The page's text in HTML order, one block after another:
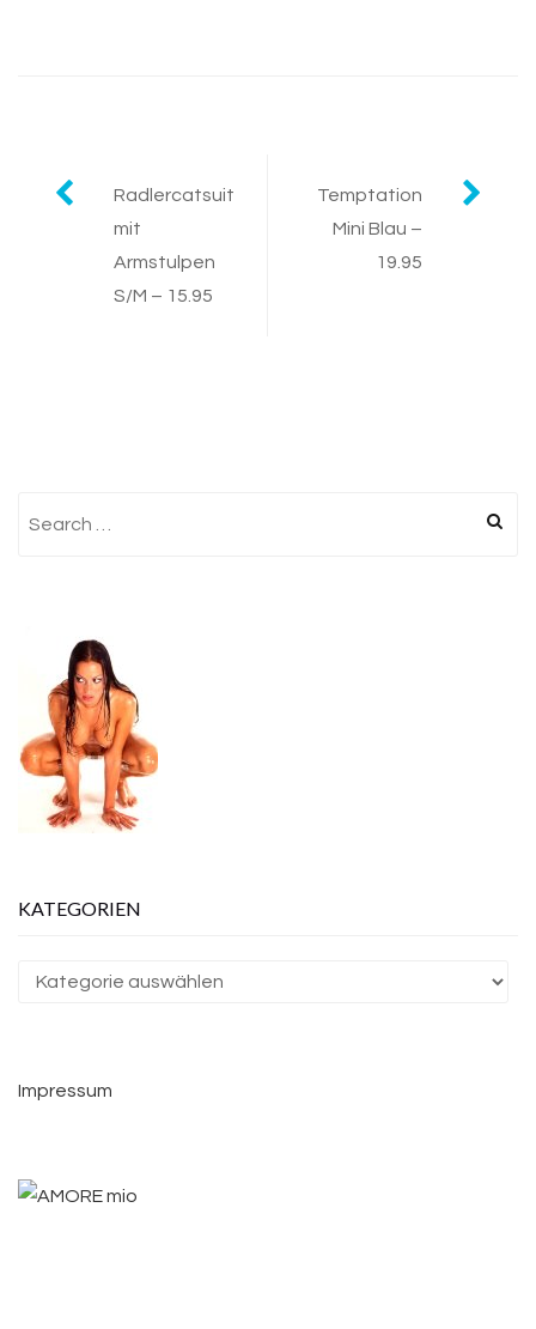
Post
navigation
Radlercatsuit
mit
Armstulpen
S/M – 15.95
Temptation
Mini Blau –
19.95
KATEGORIEN
Kategorien
Impressum